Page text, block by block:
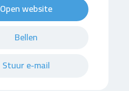
Open website
Bellen
Stuur e-mail